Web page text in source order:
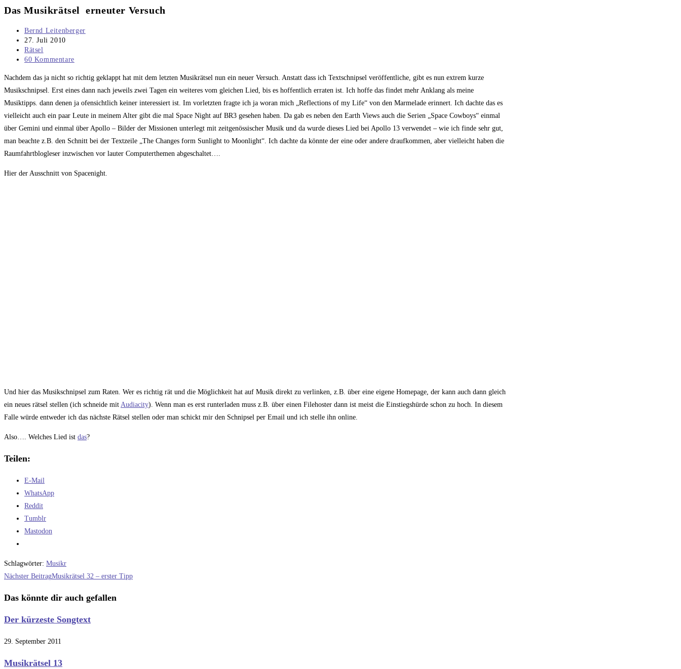
Das Musikrätsel ­ erneuter Versuch
Beitrags-
Autor:
Bernd Leitenberger
Beitrag
veröffentlicht:
27. Juli 2010
Beitrags-
Kategorie:
Rätsel
Beitrags-
60 Kommentare
Nachdem das ja nicht so richtig geklappt hat mit dem letzten Musikrätsel nun ein neuer Versuch. Anstatt dass ich Textschnipsel veröffentliche, gibt es nun extrem kurze
Musikschnipsel. Erst eines dann nach jeweils zwei Tagen ein weiteres vom gleichen Lied, bis es hoffentlich erraten ist. Ich hoffe das findet mehr Anklang als meine
Musiktipps. dann denen ja ofensichtlich keiner interessiert ist. Im vorletzten fragte ich ja woran mich „Reflections of my Life“ von den Marmelade erinnert. Ich dachte das es
vielleicht auch ein paar Leute in meinem Alter gibt die mal Space Night auf BR3 gesehen haben. Da gab es neben den Earth Views auch die Serien „Space Cowboys“ einmal
über Gemini und einmal über Apollo – Bilder der Missionen unterlegt mit zeitgenössischer Musik und da wurde dieses Lied bei Apollo 13 verwendet – wie ich finde sehr gut,
man beachte z.B. den Schnitt bei der Textzeile „The Changes form Sunlight to Moonlight“. Ich dachte da könnte der eine oder andere draufkommen, aber vielleicht haben die
Raumfahrtblogleser inzwischen vor lauter Computerthemen abgeschaltet….
Hier der Ausschnitt von Spacenight.
Und hier das Musikschnipsel zum Raten. Wer es richtig rät und die Möglichkeit hat auf Musik direkt zu verlinken, z.B. über eine eigene Homepage, der kann auch dann gleich
ein neues rätsel stellen (ich schneide mit Audiacity). Wenn man es erst runterladen muss z.B. über einen Filehoster dann ist meist die Einstiegshürde schon zu hoch. In diesem
Falle würde entweder ich das nächste Rätsel stellen oder man schickt mir den Schnipsel per Email und ich stelle ihn online.
Also…. Welches Lied ist das?
Teilen:
E-Mail
WhatsApp
Reddit
Tumblr
Mastodon
Schlagwörter: Musikr
Weitere
Nächster BeitragMusikrätsel 32 – erster Tipp
Das könnte dir auch gefallen
Der kürzeste Songtext
29. September 2011
Musikrätsel 13